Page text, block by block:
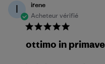
I
irene
Acheteur vérifié
ottimo in